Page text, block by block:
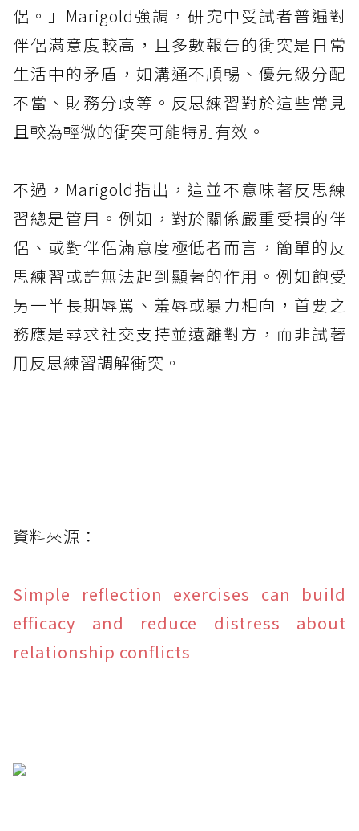
侶。」Marigold強調，研究中受試者普遍對
伴侶滿意度較高，且多數報告的衝突是日常
生活中的矛盾，如溝通不順暢、優先級分配
不當、財務分歧等。反思練習對於這些常見
且較為輕微的衝突可能特別有效。
不過，Marigold指出，這並不意味著反思練
習總是管用。例如，對於關係嚴重受損的伴
侶、或對伴侶滿意度極低者而言，簡單的反
思練習或許無法起到顯著的作用。例如飽受
另一半長期辱罵、羞辱或暴力相向，首要之
務應是尋求社交支持並遠離對方，而非試著
用反思練習調解衝突。
資料來源：
Simple reflection exercises can build
efficacy and reduce distress about
relationship conflicts